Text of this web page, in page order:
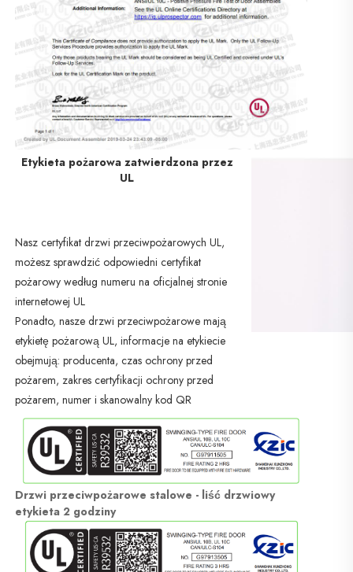
Etykieta pożarowa zatwierdzona przez
UL
Nasz certyfikat drzwi przeciwpożarowych UL,
możesz sprawdzić odpowiedni certyfikat
pożarowy według numeru na oficjalnej stronie
internetowej UL
Ponadto, nasze drzwi przeciwpożarowe mają
etykietę pożarową UL, informacje na etykiecie
obejmują: producenta, czas ochrony przed
pożarem, zakres certyfikacji ochrony przed
pożarem, numer i skanowalny kod QR
Drzwi przeciwpożarowe stalowe - liść drzwiowy
etykieta 2 godziny